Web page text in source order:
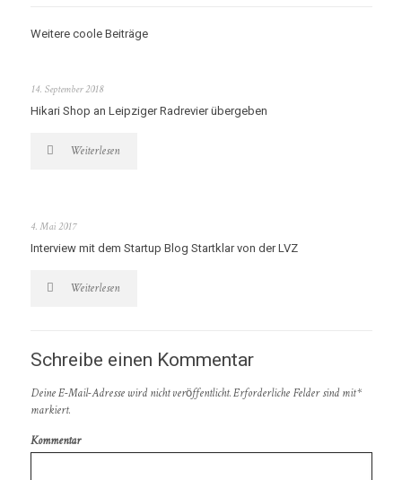
Weitere coole Beiträge
14. September 2018
Hikari Shop an Leipziger Radrevier übergeben
Weiterlesen
4. Mai 2017
Interview mit dem Startup Blog Startklar von der LVZ
Weiterlesen
Schreibe einen Kommentar
Deine E-Mail-Adresse wird nicht veröffentlicht.Erforderliche Felder sind mit*
markiert.
Kommentar